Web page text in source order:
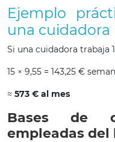
Ejemplo
una cuidadora
Si una cuidadora trabaja
15 × 9,55 = 143,25 €
≈ 573 € al mes
Bases de
empleadas del